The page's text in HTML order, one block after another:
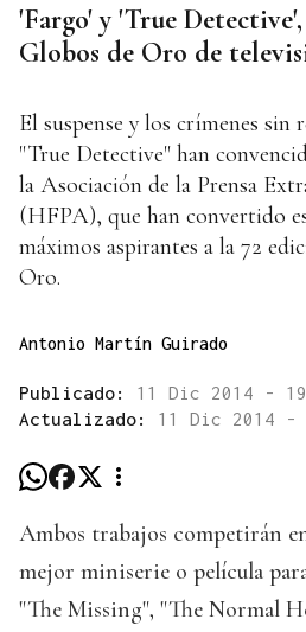
'Fargo' y 'True
Globos de Oro de
El suspense y los crímenes sin
"True Detective" han
la Asociación de la Prensa
(HFPA), que han convertido
máximos aspirantes a la 72
Oro.
Antonio Martín Guirado
Publicado: 11 Dic 2014 -
Actualizado: 11 Dic 2014 -
Ambos trabajos competirán
mejor miniserie o película
"The Missing", "The Normal